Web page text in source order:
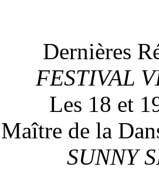
Dernières
FESTIVAL
Les 18 et
de la
SUNNY